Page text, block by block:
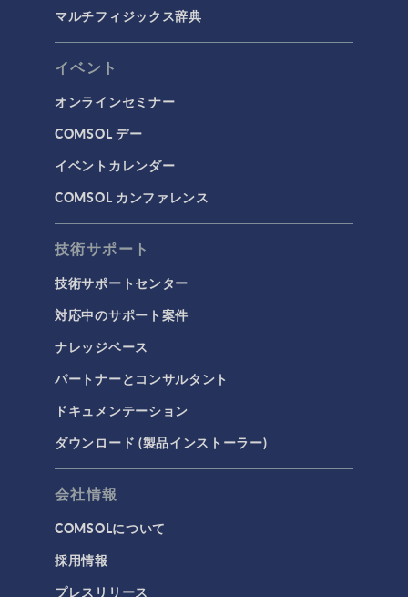
マルチフィジックス辞典
イベント
オンラインセミナー
COMSOL デー
イベントカレンダー
COMSOL カンファレンス
技術サポート
技術サポートセンター
対応中のサポート案件
ナレッジベース
パートナーとコンサルタント
ドキュメンテーション
ダウンロード (製品インストーラー)
会社情報
COMSOLについて
採用情報
プレスリリース